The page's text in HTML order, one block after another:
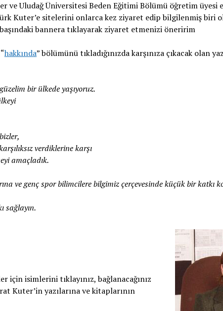
ve Uludağ Üniversitesi Beden Eğitimi Bölümü öğretim üyesi
Kuter’e sitelerini onlarca kez ziyaret edip bilgilenmiş biri
bannera tıklayarak ziyaret etmenizi öneririm
hakkında” bölümünü tıkladığınızda karşınıza çıkacak olan
bir ülkede yaşıyoruz.
verdiklerine karşı
amaçladık.
ve genç spor bilimcilere bilgimiz çerçevesinde küçük bir katkı
sağlayın.
için isimlerini tıklayınız, bağlanacağınız
Kuter’in yazılarına ve kitaplarının